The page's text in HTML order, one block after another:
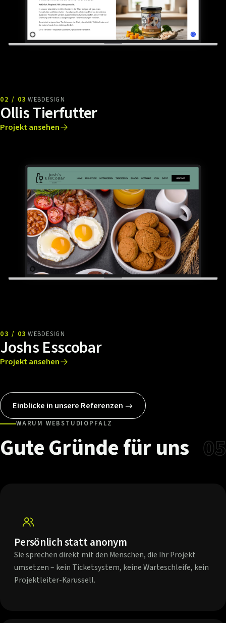
02 / 03 WEBDESIGN
Ollis Tierfutter
Projekt ansehen
03 / 03 WEBDESIGN
Joshs Esscobar
Projekt ansehen
Einblicke in unsere Referenzen →
WARUM WEBSTUDIOPFALZ
GuteGründefüruns 05
Persönlich statt anonym
Sie sprechen direkt mit den Menschen, die Ihr Projekt
umsetzen – kein Ticketsystem, keine Warteschleife, kein
Projektleiter-Karussell.